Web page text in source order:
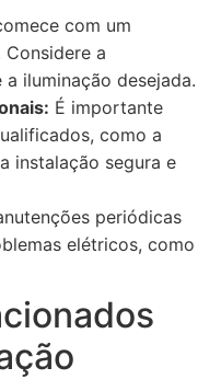
com um
a
iluminação desejada.
É importante
como a
instalação segura e
periódicas
elétricos, como